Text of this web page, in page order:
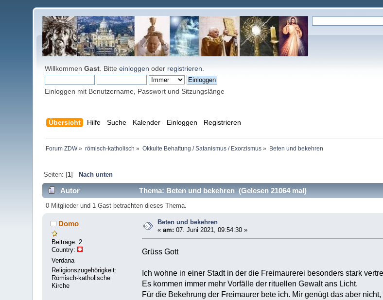
WillkommenGast . Bitteeinloggen oder registrieren
Einloggen mit Benutzername, Passwort und Sitzungslänge
Übersicht Hilfe Suche Kalender Einloggen Registrieren
Forum ZDW» römisch-katholisch » Okkulte Behaftung / Satanismus / Exorzismus» Beten und bekehren
Seiten: [1] Nach unten
Autor Thema: Beten und bekehren (Gelesen 21064 mal)
0 Mitglieder und 1 Gast betrachten dieses Thema.
Domo
Beiträge: 2
Country:
Verdana
Religionszugehörigkeit:
Römisch-katholische
Kirche
Beten und bekehren
«am: 07. Juni 2021, 09:54:30 »
Grüss Gott
Ich wohne in einer Stadt in der die Freimaurerei besonders stark
Es kommen immer mehr Vorfälle der rituellen Gewalt ans Licht.
Für die Bekehrung der Freimaurer bete ich. Mir genügt das aber